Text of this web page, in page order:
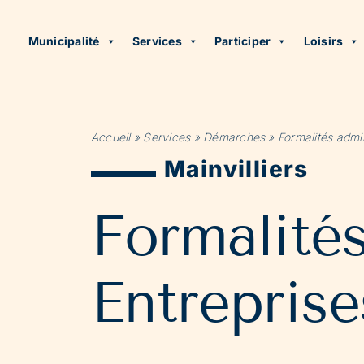
Municipalité Services Participer Loisirs
Accueil» Services» Démarches» Formalités
Mainvilliers